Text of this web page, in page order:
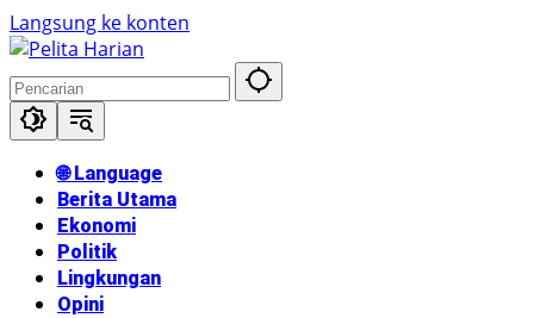
Langsung ke konten
🌐 Language
Berita Utama
Ekonomi
Politik
Lingkungan
Opini